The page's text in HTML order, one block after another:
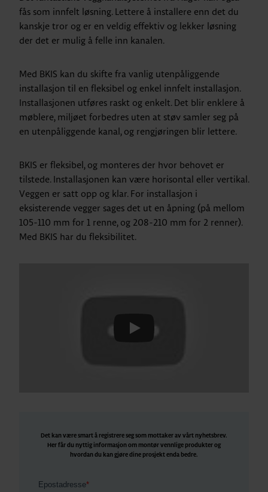
fås som innfelt løsning. Lettere å installere enn det du
kanskje tror og er en veldig effektiv og lekker løsning
der det er mulig å felle inn kanalen.
Med BKIS kan du skifte fra vanlig utenpåliggende
installasjon til en fleksibel og enkel innfelt installasjon.
Installasjonen utføres raskt og enkelt. Det blir enklere å
møblere, miljøet forbedres uten at støv samler seg på
en utenpåliggende kanal, og rengjøringen blir lettere.
BKIS er fleksibel, og monteres der hvor behovet er
tilstede. Installasjonen kan være horisontal eller vertikal.
Veggen er satt opp og klar. For installasjon i
eksisterende vegger sages det ut en åpning (på mellom
105-110 mm for 1 renne, og 208-210 mm for 2 renner).
Med BKIS har du fleksibilitet.
Play
Det kan være smart å registrere seg som mottaker av vårt nyhetsbrev.
Her får du nyttig informasjon om montør vennlige produkter og
hvordan du kan gjøre dine prosjekt enda bedre.